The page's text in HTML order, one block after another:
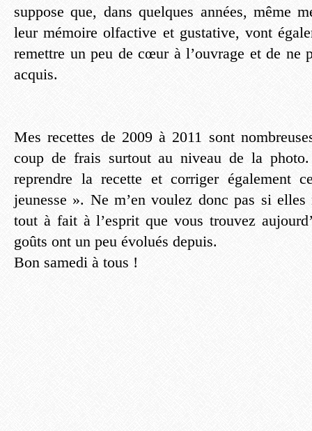
suppose que, dans quelques années, même
leur mémoire olfactive et gustative, vont
remettre un peu de cœur à l’ouvrage et de ne
acquis.
Mes recettes de 2009 à 2011 sont
coup de frais surtout au niveau de la photo.
reprendre la recette et corriger également
jeunesse ». Ne m’en voulez donc pas si elles
tout à fait à l’esprit que vous trouvez
goûts ont un peu évolués depuis.
Bon samedi à tous !